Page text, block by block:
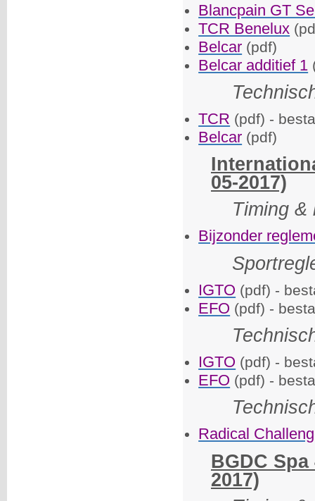
Blancpain GT
TCR Benelux
Belcar (pdf)
Belcar additief 1
TCR (pdf) -
Belcar (pdf)
05-2017)
Timing &
Bijzonder
IGTO (pdf) -
EFO (pdf) -
IGTO (pdf) -
EFO (pdf) -
Radical
BGDC
2017)